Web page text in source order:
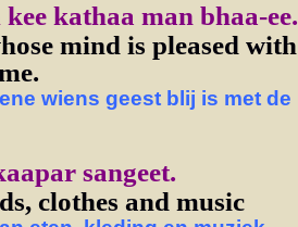
kathaa man bhaa-ee.
mind is pleased
wiens geest blij is met de
sangeet.
clothes and music